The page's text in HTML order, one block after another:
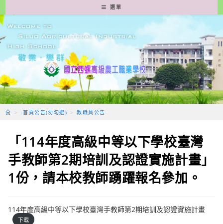
轉
至
要
容
選單
> -首頁公告(勿勾選) > 教職員公告
「114年度高級中等以下學校臺灣
手教師第2期培訓及認證實施計畫」
1份，請本校教師踴躍報名參加。
114年度高級中等以下學校臺灣手教師第2期培訓及認證實施計畫
下載